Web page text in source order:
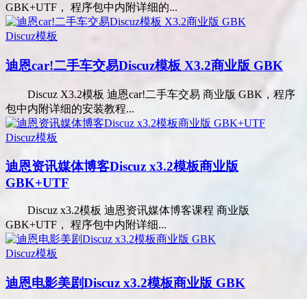
GBK+UTF， 程序包中内附详细的...
Discuz模板
迪恩car!二手车交易Discuz模板 X3.2商业版 GBK
Discuz X3.2模板 迪恩car!二手车交易 商业版 GBK，程序
包中内附详细的安装教程...
Discuz模板
迪恩资讯媒体博客Discuz x3.2模板商业版
GBK+UTF
Discuz x3.2模板 迪恩资讯媒体博客课程 商业版
GBK+UTF， 程序包中内附详细...
Discuz模板
迪恩电影美剧Discuz x3.2模板商业版 GBK